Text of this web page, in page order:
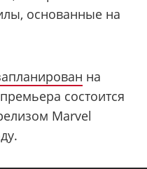
основанные на
на
состоится
Marvel